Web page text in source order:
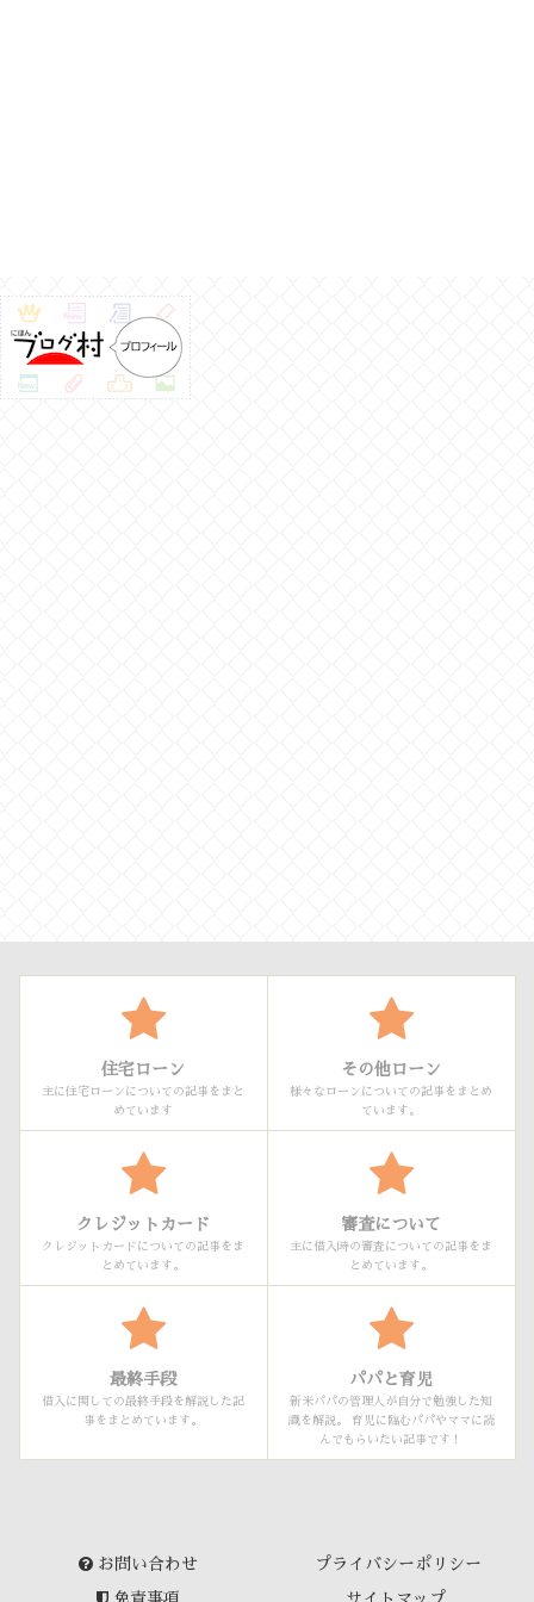
住宅ローン
主に住宅ローンについての記事をまと
めています
その他ローン
様々なローンについての記事をまとめ
ています。
クレジットカード
クレジットカードについての記事をま
とめています。
審査について
主に借入時の審査についての記事をま
とめています。
最終手段
借入に関しての最終手段を解説した記
事をまとめています。
パパと育児
新米パパの管理人が自分で勉強した知
識を解説。 育児に臨むパパやママに読
んでもらいたい記事です！
お問い合わせ プライバシーポリシー
免責事項 サイトマップ